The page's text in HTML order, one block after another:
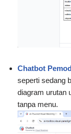
Chatbot
seperti sedang
diagram urutan
tanpa menu.